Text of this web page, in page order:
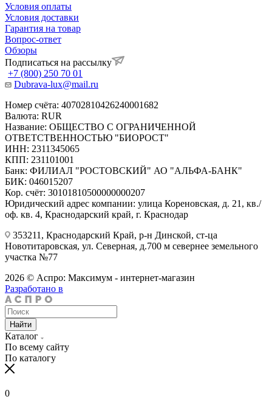
Условия оплаты
Условия доставки
Гарантия на товар
Вопрос-ответ
Обзоры
Подписаться на рассылку
+7 (800) 250 70 01
Dubrava-lux@mail.ru
Номер счёта: 40702810426240001682
Валюта: RUR
Название: ОБЩЕСТВО С ОГРАНИЧЕННОЙ
ОТВЕТСТВЕННОСТЬЮ "БИОРОСТ"
ИНН: 2311345065
КПП: 231101001
Банк: ФИЛИАЛ "РОСТОВСКИЙ" АО "АЛЬФА-БАНК"
БИК: 046015207
Кор. счёт: 30101810500000000207
Юридический адрес компании: улица Кореновская, д. 21, кв./
оф. кв. 4, Краснодарский край, г. Краснодар
353211, Краснодарский Край, р-н Динской, ст-ца
Новотитаровская, ул. Северная, д.700 м севернее земельного
участка №77
2026 © Аспро: Максимум - интернет-магазин
Разработано в
Найти
Каталог
По всему сайту
По каталогу
0